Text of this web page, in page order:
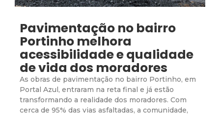
Pavimentação no bairro
Portinho melhora
acessibilidade e qualidade
de vida dos moradores
As obras de pavimentação no bairro Portinho, em
Portal Azul, entraram na reta final e já estão
transformando a realidade dos moradores. Com
cerca de 95% das vias asfaltadas, a comunidade,